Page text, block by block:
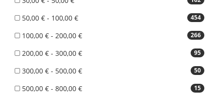
454
50,00 € - 100,00 €
266
100,00 € - 200,00 €
95
200,00 € - 300,00 €
50
300,00 € - 500,00 €
15
500,00 € - 800,00 €